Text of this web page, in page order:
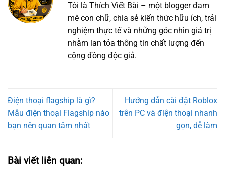
Tôi là Thích Viết Bài – một blogger đam
mê con chữ, chia sẻ kiến thức hữu ích, trải
nghiệm thực tế và những góc nhìn giá trị
nhằm lan tỏa thông tin chất lượng đến
cộng đồng độc giả.
Điện thoại flagship là gì?
Mẫu điện thoại Flagship nào
bạn nên quan tâm nhất
Hướng dẫn cài đặt Roblox
trên PC và điện thoại nhanh
gọn, dễ làm
Bài viết liên quan: